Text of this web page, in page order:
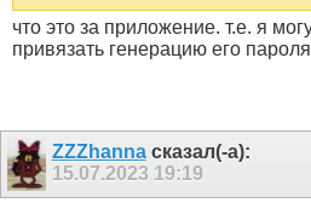
что это за приложение. т.е. я
привязать генерацию его
ZZZhannaсказал(-а):
15.07.2023 19:19